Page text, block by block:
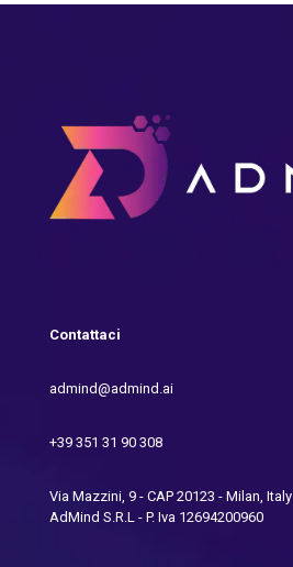
Contattaci
admind@admind.ai
+39 351 31 90 308
Via Mazzini, 9 - CAP 20123 - Milan, Italy
AdMind S.R.L - P. Iva 12694200960